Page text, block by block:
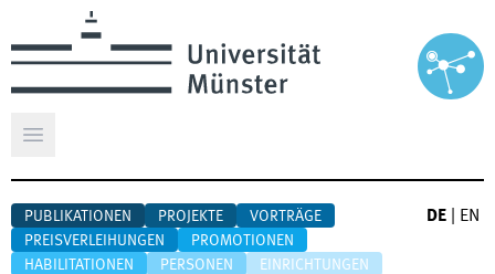
Hauptmenü öffnen
PUBLIKATIONEN PROJEKTE
VORTRÄGE
PREISVERLEIHUNGEN
PROMOTIONEN
HABILITATIONEN
PERSONEN EINRICHTUNGEN
DE EN